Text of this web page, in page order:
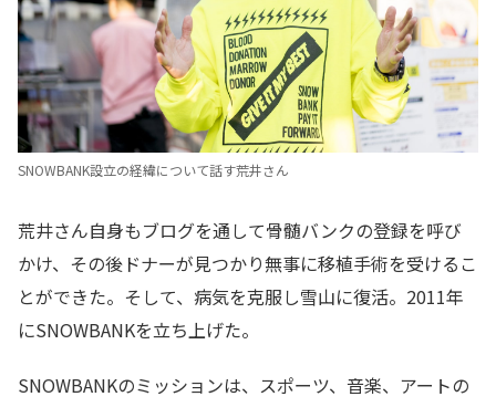
SNOWBANK設立の経緯について話す荒井さん
荒井さん自身もブログを通して骨髄バンクの登録を呼び
かけ、その後ドナーが見つかり無事に移植手術を受けるこ
とができた。そして、病気を克服し雪山に復活。2011年
にSNOWBANKを立ち上げた。
SNOWBANKのミッションは、スポーツ、音楽、アートの